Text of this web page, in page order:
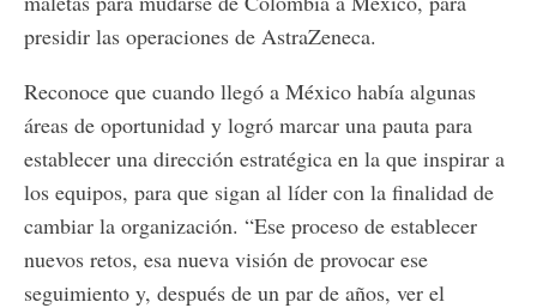
presidir las operaciones de AstraZeneca.
Reconoce que cuando llegó a México había algunas
áreas de oportunidad y logró marcar una pauta para
establecer una dirección estratégica en la que inspirar a
los equipos, para que sigan al líder con la finalidad de
cambiar la organización. “Ese proceso de establecer
nuevos retos, esa nueva visión de provocar ese
seguimiento y, después de un par de años, ver el